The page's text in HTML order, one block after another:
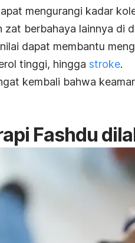
mengurangi kadar
berbahaya lainnya di
dapat membantu
tinggi, hingga stroke.
kembali bahwa
Fashdu